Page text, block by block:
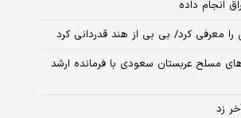
انجام داده
را معرفی کرد/ بی بی از هند قدردانی کرد
مسلح عربستان سعودی با فرمانده ارشد
زد